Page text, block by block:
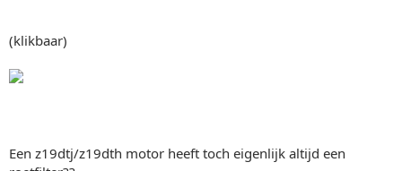
(klikbaar)
Een z19dtj/z19dth motor heeft toch eigenlijk altijd een